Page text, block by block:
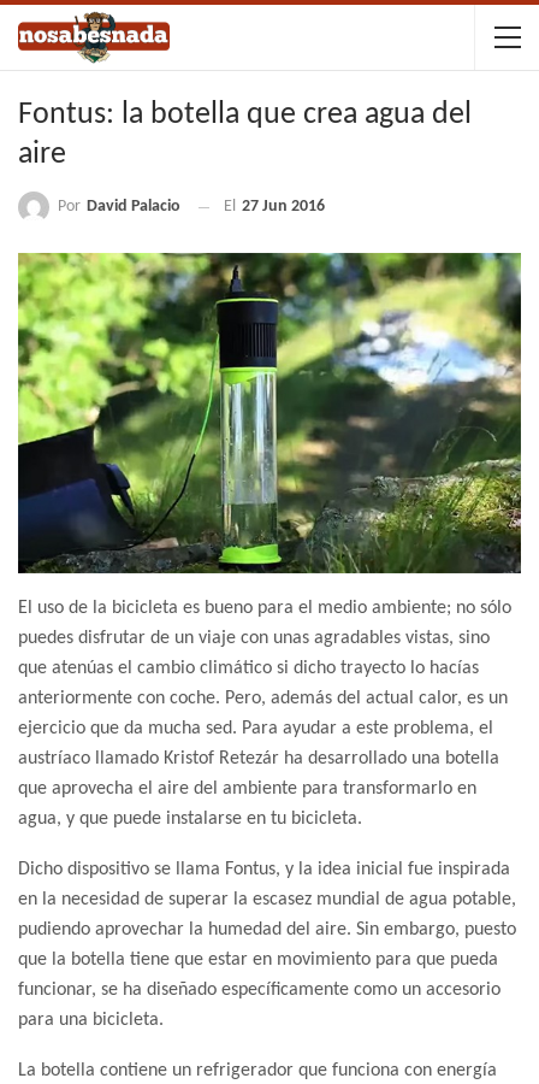
Fontus: la botella que crea agua del
aire
Por David Palacio El 27 Jun 2016
El uso de la bicicleta es bueno para el medio ambiente; no sólo
puedes disfrutar de un viaje con unas agradables vistas, sino
que atenúas el cambio climático si dicho trayecto lo hacías
anteriormente con coche. Pero, además del actual calor, es un
ejercicio que da mucha sed. Para ayudar a este problema, el
austríaco llamado Kristof Retezár ha desarrollado una botella
que aprovecha el aire del ambiente para transformarlo en
agua, y que puede instalarse en tu bicicleta.
Dicho dispositivo se llama Fontus, y la idea inicial fue inspirada
en la necesidad de superar la escasez mundial de agua potable,
pudiendo aprovechar la humedad del aire. Sin embargo, puesto
que la botella tiene que estar en movimiento para que pueda
funcionar, se ha diseñado específicamente como un accesorio
para una bicicleta.
La botella contiene un refrigerador que funciona con energía